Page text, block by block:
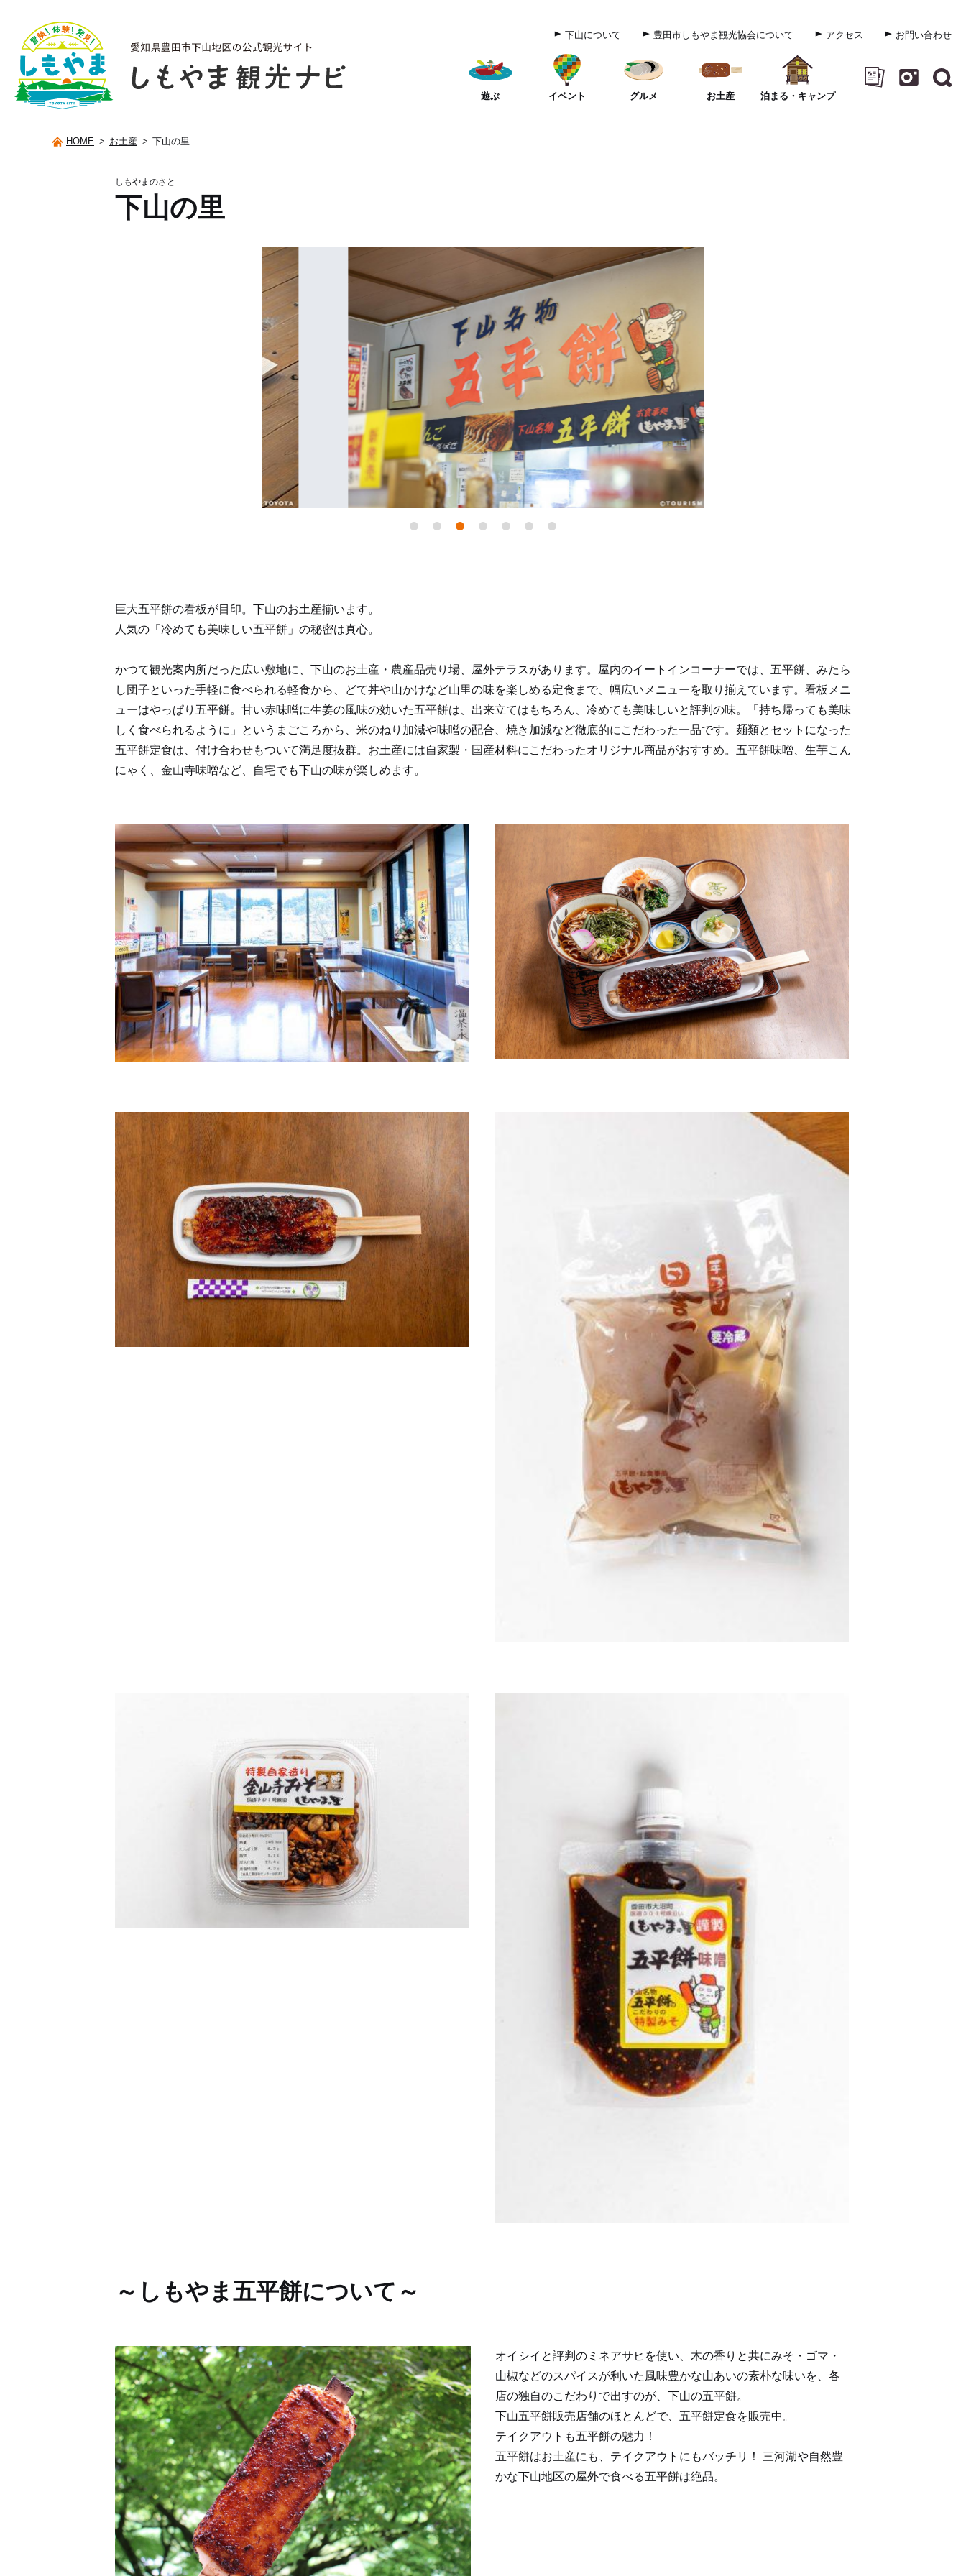
下山について 豊田市しもやま観光協会について アクセス お問い合わせ
遊ぶ イベント グルメ お土産 泊まる・キャンプ
HOME > お土産 > 下山の里
しもやまのさと
下山の里
巨大五平餅の看板が目印。下山のお土産揃います。
人気の「冷めても美味しい五平餅」の秘密は真心。
かつて観光案内所だった広い敷地に、下山のお土産・農産品売り場、屋外テラスがあります。屋内のイートインコーナーでは、五平餅、みたら
し団子といった手軽に食べられる軽食から、どて丼や山かけなど山里の味を楽しめる定食まで、幅広いメニューを取り揃えています。看板メニ
ューはやっぱり五平餅。甘い赤味噌に生姜の風味の効いた五平餅は、出来立てはもちろん、冷めても美味しいと評判の味。「持ち帰っても美味
しく食べられるように」というまごころから、米のねり加減や味噌の配合、焼き加減など徹底的にこだわった一品です。麺類とセットになった
五平餅定食は、付け合わせもついて満足度抜群。お土産には自家製・国産材料にこだわったオリジナル商品がおすすめ。五平餅味噌、生芋こん
にゃく、金山寺味噌など、自宅でも下山の味が楽しめます。
～しもやま五平餅について～
オイシイと評判のミネアサヒを使い、木の香りと共にみそ・ゴマ・
山椒などのスパイスが利いた風味豊かな山あいの素朴な味いを、各
店の独自のこだわりで出すのが、下山の五平餅。
下山五平餅販売店舗のほとんどで、五平餅定食を販売中。
テイクアウトも五平餅の魅力！
五平餅はお土産にも、テイクアウトにもバッチリ！ 三河湖や自然豊
かな下山地区の屋外で食べる五平餅は絶品。